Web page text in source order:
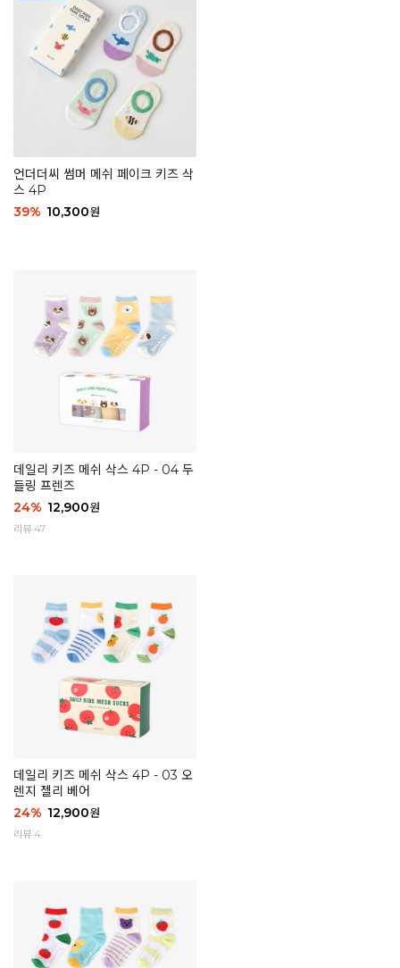
언더더씨 썸머 메쉬 페이크 키즈 삭
스 4P
39% 10,300원
데일리 키즈 메쉬 삭스 4P - 04 두
들링 프렌즈
24% 12,900원
리뷰 47
데일리 키즈 메쉬 삭스 4P - 03 오
렌지 젤리 베어
24% 12,900원
리뷰 4